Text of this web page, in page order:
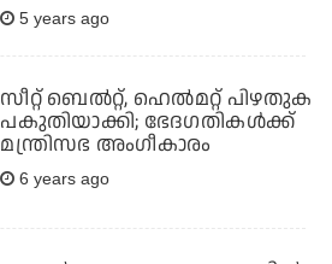
5 years ago
സീറ്റ് ബെല്‍റ്റ്, ഹെല്‍മറ്റ് പിഴതുക
പകുതിയാക്കി; ഭേദഗതികള്‍ക്ക്
മന്ത്രിസഭ അംഗീകാരം
6 years ago